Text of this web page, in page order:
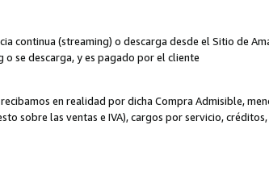
continua (streaming) o descarga desde el Sitio de
se descarga, y es pagado por el cliente
en realidad por dicha Compra Admisible,
sobre las ventas e IVA), cargos por servicio,